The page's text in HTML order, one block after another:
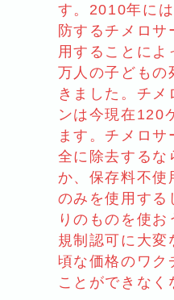
す。2010年に
防するチメロサ
用することに
万人の子どもの
きました。チ
ンは今現在120
ます。チメロ
全に除去するな
か、保存料不使
のみを使用する
りのものを使
規制認可に大変
頃な価格のワク
ことができなく